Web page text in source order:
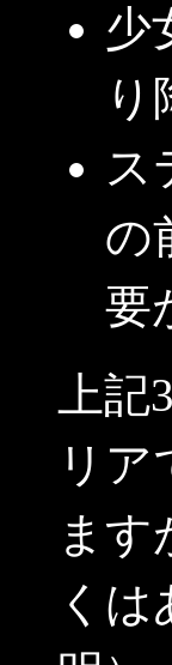
少
り
ス
の
要
上
リ
ます
く